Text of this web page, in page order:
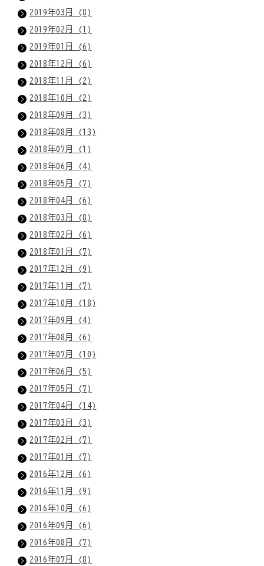
2019年03月 (8)
2019年02月 (1)
2019年01月 (6)
2018年12月 (6)
2018年11月 (2)
2018年10月 (2)
2018年09月 (3)
2018年08月 (13)
2018年07月 (1)
2018年06月 (4)
2018年05月 (7)
2018年04月 (6)
2018年03月 (8)
2018年02月 (6)
2018年01月 (7)
2017年12月 (9)
2017年11月 (7)
2017年10月 (18)
2017年09月 (4)
2017年08月 (6)
2017年07月 (10)
2017年06月 (5)
2017年05月 (7)
2017年04月 (14)
2017年03月 (3)
2017年02月 (7)
2017年01月 (7)
2016年12月 (6)
2016年11月 (9)
2016年10月 (6)
2016年09月 (6)
2016年08月 (7)
2016年07月 (8)